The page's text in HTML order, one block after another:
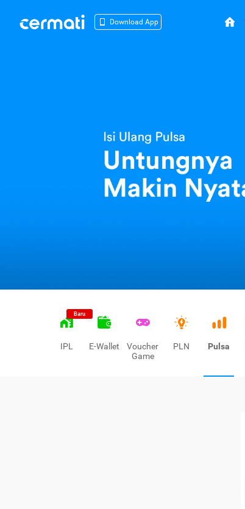
Download App
Baru
IPL E-Wallet
Voucher
Game
PLN Pulsa